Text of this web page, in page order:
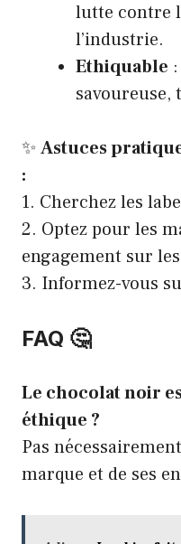
lutte contre
l’industrie.
Ethiquable
savoureuse,
✨Astuces
:
1. Cherchez les
2. Optez pour les
engagement sur
3. Informez-vous
FAQ 🤔
Le chocolat noir
éthique ?
Pas
marque et de ses